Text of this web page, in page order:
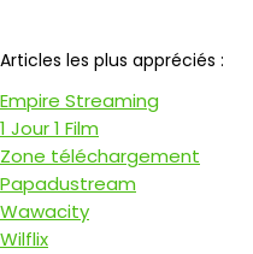
Articles les plus appréciés :
Empire Streaming
1 Jour 1 Film
Zone téléchargement
Papadustream
Wawacity
Wilflix